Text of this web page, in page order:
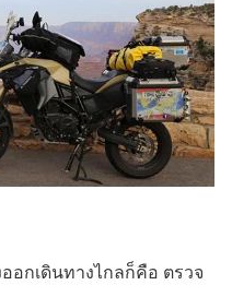
อกเดินทางไกลก็คือ ตรวจ